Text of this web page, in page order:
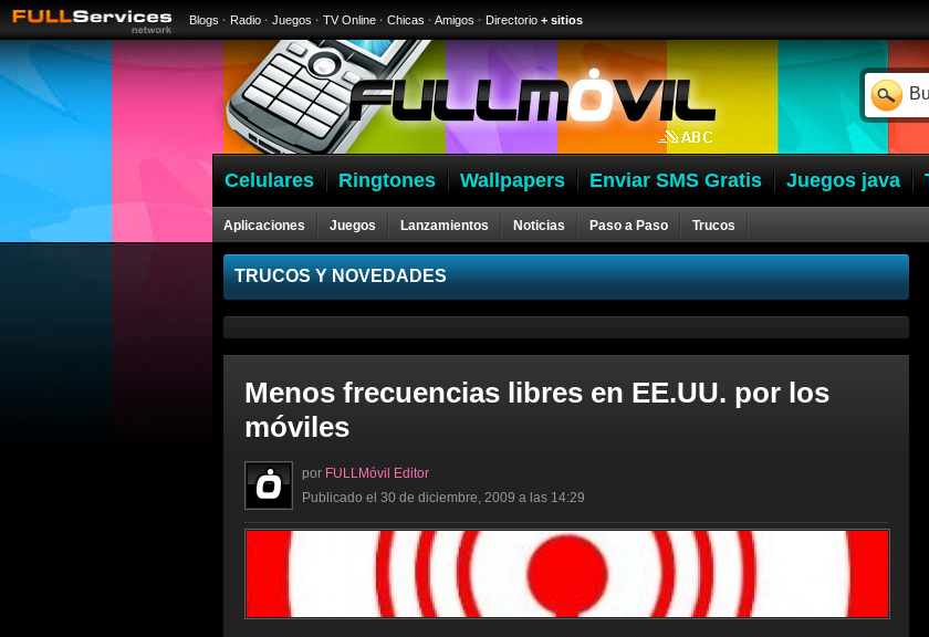
Blogs · Radio · Juegos · TV Online · Chicas · Amigos · Directorio + sitios
Celulares Ringtones Wallpapers Enviar SMS Gratis Juegos java
Aplicaciones Juegos Lanzamientos Noticias Paso a Paso Trucos
Celulares
TRUCOS Y NOVEDADES
Menos frecuencias libres en EE.UU. por los
móviles
por FULLMóvil Editor
Publicado el 30 de diciembre, 2009 a las 14:29